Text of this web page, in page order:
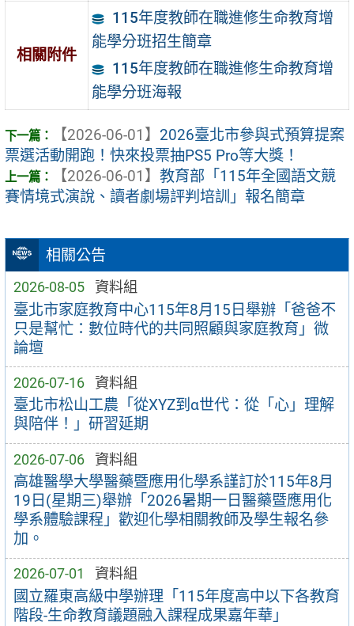
相關公告
2026-08-05 資料組
臺北市家庭教育中心115年8月15日舉辦「爸爸不
只是幫忙：數位時代的共同照顧與家庭教育」微
論壇
2026-07-16 資料組
臺北市松山工農「從XYZ到α世代：從「心」理解
與陪伴！」研習延期
2026-07-06 資料組
高雄醫學大學醫藥暨應用化學系謹訂於115年8月
19日(星期三)舉辦「2026暑期一日醫藥暨應用化
學系體驗課程」歡迎化學相關教師及學生報名參
加。
2026-07-01 資料組
國立羅東高級中學辦理「115年度高中以下各教育
階段-生命教育議題融入課程成果嘉年華」
相關附件
115年度教師在職進修生命教育增
能學分班招生簡章
115年度教師在職進修生命教育增
能學分班海報
【2026-06-01】 2026臺北市參與式預算提案
票選活動開跑！快來投票抽PS5 Pro等大獎！
【2026-06-01】 教育部「115年全國語文競
賽情境式演說、讀者劇場評判培訓」報名簡章